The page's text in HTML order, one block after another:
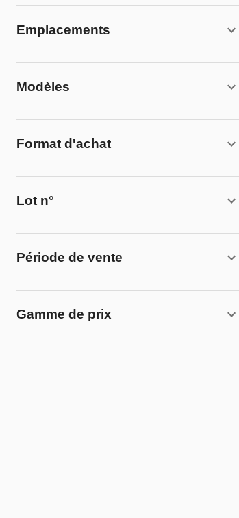
Emplacements
Modèles
Format d'achat
Lot n°
Période de vente
Gamme de prix